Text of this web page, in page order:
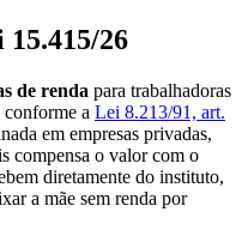
26
de renda para trabalhadoras
a Lei 8.213/91, art.
em empresas privadas,
compensa o valor com o
diretamente do instituto,
a mãe sem renda por